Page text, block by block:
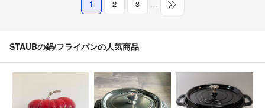
1 2 3 …
STAUBの鍋/フライパンの人気商品